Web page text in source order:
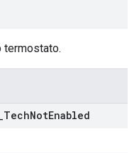
TechNotEnabled